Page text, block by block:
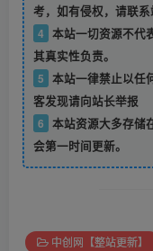
考，如有侵权，请联系
4 本站一切资源不代
其真实性负责。
5 本站一律禁止以任
客发现请向站长举报
6 本站资源大多存储
会第一时间更新。
中创网【整站更新】